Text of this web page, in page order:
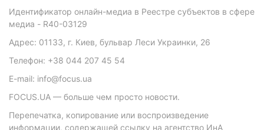
Идентификатор онлайн-медиа в Реестре субъектов в сфере
медиа - R40-03129
Адрес: 01133, г. Киев, бульвар Леси Украинки, 26
Телефон: +38 044 207 45 54
E-mail: info@focus.ua
FOCUS.UA — больше чем просто новости.
Перепечатка, копирование или воспроизведение
информации, содержащей ссылку на агентство ИнА